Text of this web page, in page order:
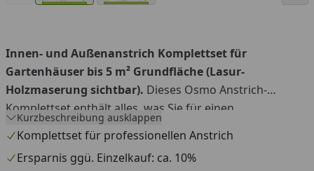
Innen- und Außenanstrich Komplettset für
Gartenhäuser bis 5 m² Grundfläche (Lasur-
Holzmaserung sichtbar). Dieses Osmo Anstrich-
Komplettset enthält alles, was Sie für einen
professionellen Anstrich Ihres Gartenhauses (außen
Holzschutz Öl-Lasur in Wunschfarbe, innen farblos)
benötigen: Holzschutz-Grundierung, 2-facher Lasur-
Kurzbeschreibung ausklappen
Komplettset für professionellen Anstrich
Ersparnis ggü. Einzelkauf: ca. 10%